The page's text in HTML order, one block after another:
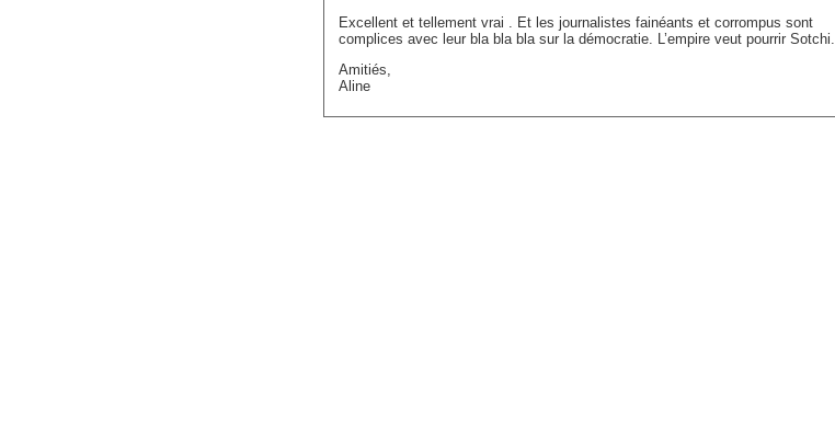
Excellent et tellement vrai . Et les journalistes fainéants et corrompus sont
complices avec leur bla bla bla sur la démocratie. L’empire veut pourrir Sotchi.
Amitiés,
Aline